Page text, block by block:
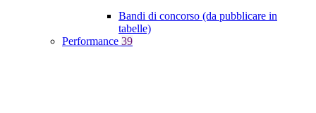
Bandi di concorso (da pubblicare in
tabelle)
Performance 39